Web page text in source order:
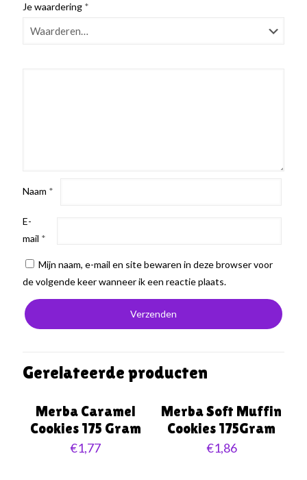
Je waardering *
Naam *
E-
mail *
Mijn naam, e-mail en site bewaren in deze browser voor
de volgende keer wanneer ik een reactie plaats.
Gerelateerde producten
Merba Caramel
Cookies 175 Gram
€1,77
Merba Soft Muffin
Cookies 175Gram
€1,86